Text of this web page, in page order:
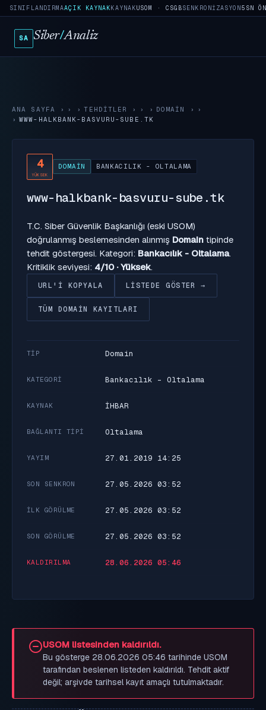
SINIFLANDIRMAAÇIK KAYNAKKAYNAKUSOM · CSGBSENKRONIZASYON5SN
SA Siber/Analiz
ANA SAYFA › TEHDITLER › DOMAIN
›
WWW-HALKBANK-BASVURU-SUBE.TK
4
YÜKSEK
DOMAIN BANKACILIK - OLTALAMA
www-halkbank-basvuru-sube.tk
T.C. Siber Güvenlik Başkanlığı (eski USOM)
doğrulanmış beslemesinden alınmış Domain tipinde
tehdit göstergesi. Kategori: Bankacılık - Oltalama.
Kritiklik seviyesi: 4/10 · Yüksek.
URL'I KOPYALA LISTEDE GÖSTER →
TÜM DOMAIN KAYITLARI
TIP Domain
KATEGORI Bankacılık - Oltalama
KAYNAK İHBAR
BAĞLANTI TIPI Oltalama
YAYIM 27.01.2019 14:25
SON SENKRON 27.05.2026 03:52
İLK GÖRÜLME 27.05.2026 03:52
SON GÖRÜLME 27.05.2026 03:52
KALDIRILMA 28.06.2026 05:46
USOM listesinden kaldırıldı.
Bu gösterge 28.06.2026 05:46 tarihinde USOM
tarafından beslenen listeden kaldırıldı. Tehdit aktif
değil; arşivde tarihsel kayıt amaçlı tutulmaktadır.